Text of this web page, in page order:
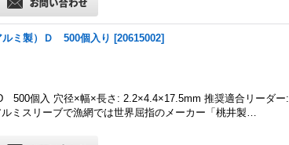
ミ製）Ｄ 500個入り [20615002]
個入 穴径×幅×長さ: 2.2×4.4×17.5mm 推奨適合リーダー:
ミスリーブで漁網では世界屈指のメーカー「桃井製…